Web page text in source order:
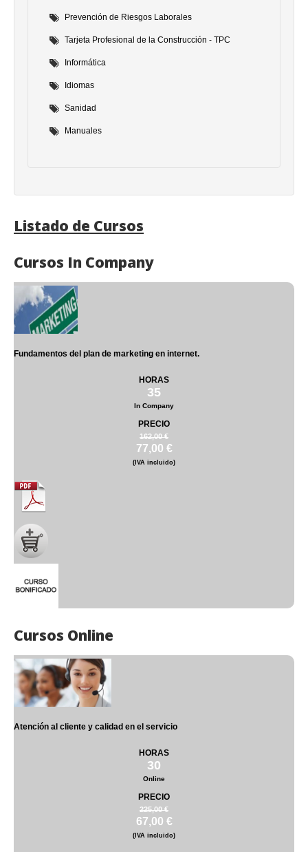
Prevención de Riesgos Laborales
Tarjeta Profesional de la Construcción - TPC
Informática
Idiomas
Sanidad
Manuales
Listado de Cursos
Cursos In Company
Fundamentos del plan de marketing en internet.
HORAS
35
In Company
PRECIO
162,00 €
77,00 €
(IVA incluido)
Cursos Online
Atención al cliente y calidad en el servicio
HORAS
30
Online
PRECIO
225,00 €
67,00 €
(IVA incluido)